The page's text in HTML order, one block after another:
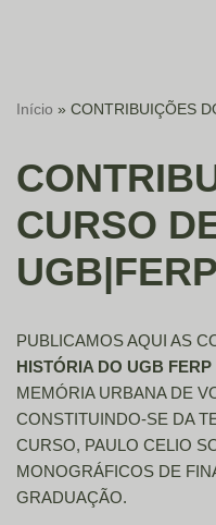
Início » CONTRIBUIÇÕES
CURSO
UGB|FERP
PUBLICAMOS AQUI AS
HISTÓRIA DO UGB FERP
MEMÓRIA URBANA DE
CONSTITUINDO-SE DA
CURSO, PAULO CELIO
MONOGRÁFICOS DE
GRADUAÇÃO.